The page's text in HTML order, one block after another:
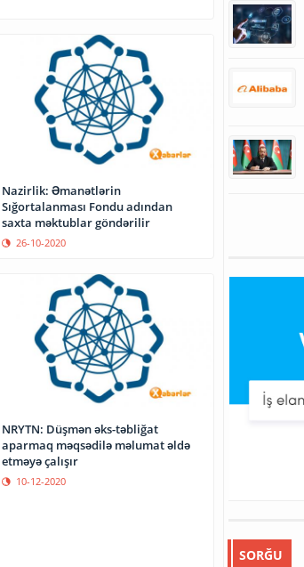
Nazirlik: Əmanətlərin
Sığortalanması Fondu adından
saxta məktublar göndərilir
26-10-2020
NRYTN: Düşmən əks-təbliğat
aparmaq məqsədilə məlumat əldə
etməyə çalışır
10-12-2020
SORĞU